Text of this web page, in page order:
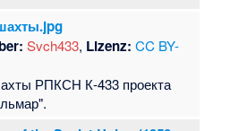
Svch433, Lizenz: CC BY-
РПКСН К-433 проекта